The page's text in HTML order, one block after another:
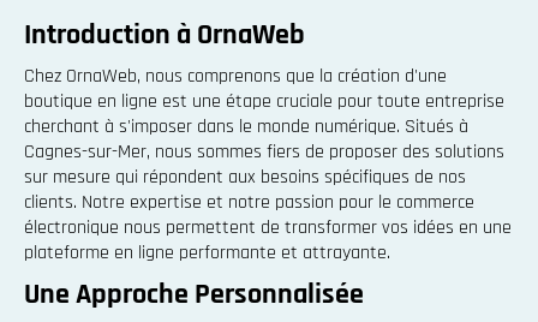
Introduction à OrnaWeb
Chez OrnaWeb, nous comprenons que la création d'une
boutique en ligne est une étape cruciale pour toute entreprise
cherchant à s'imposer dans le monde numérique. Situés à
Cagnes-sur-Mer, nous sommes fiers de proposer des solutions
sur mesure qui répondent aux besoins spécifiques de nos
clients. Notre expertise et notre passion pour le commerce
électronique nous permettent de transformer vos idées en une
plateforme en ligne performante et attrayante.
Une Approche Personnalisée